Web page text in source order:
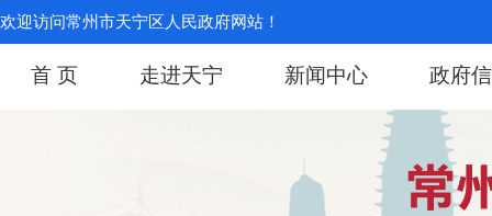
欢迎访问常州市天宁区人民政府网站！
首 页 走进天宁 新闻中心 政府